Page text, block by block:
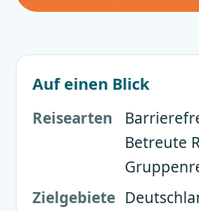
Auf einen Blick
Reisearten
Betreute
Zielgebiete